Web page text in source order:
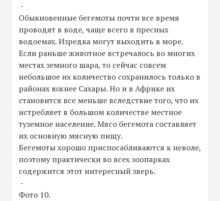
-
Обыкновенные бегемоты почти все время
проводят в воде, чаще всего в пресных
водоемах. Изредка могут выходить в море.
Если раньше животное встречалось во многих
местах земного шара, то сейчас совсем
небольшое их количество сохранилось только в
районах южнее Сахары. Но и в Африке их
становится все меньше вследствие того, что их
истребляет в большом количестве местное
туземное население. Мясо бегемота составляет
их основную мясную пищу.
Бегемоты хорошо приспосабливаются к неволе,
поэтому практически во всех зоопарках
содержится этот интересный зверь.
-
Фото 10.